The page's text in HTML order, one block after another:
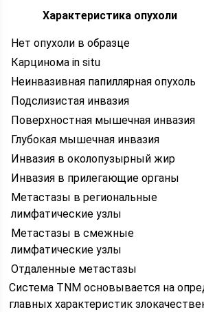
Характеристика опухоли
Нет опухоли в образце
Карцинома in situ
Неинвазивная папиллярная опухоль
Подслизистая инвазия
Поверхностная мышечная инвазия
Глубокая мышечная инвазия
Инвазия в околопузырный жир
Инвазия в прилегающие органы
Метастазы в региональные
лимфатические узлы
Метастазы в смежные
лимфатические узлы
Отдаленные метастазы
Система TNM основывается на
главных характеристик